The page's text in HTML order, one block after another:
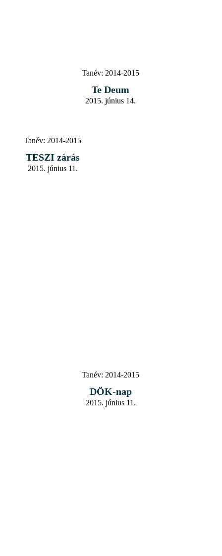
Tanév: 2014-2015
Te Deum
2015. június 14.
Tanév: 2014-2015
TESZI zárás
2015. június 11.
Tanév: 2014-2015
DÖK-nap
2015. június 11.